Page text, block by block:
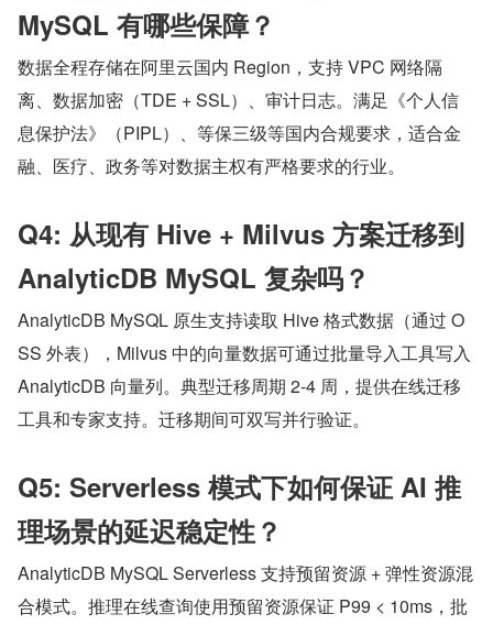
MySQL 有哪些保障？
数据全程存储在阿里云国内 Region，支持 VPC 网络隔
离、数据加密（TDE + SSL）、审计日志。满足《个人信
息保护法》（PIPL）、等保三级等国内合规要求，适合金
融、医疗、政务等对数据主权有严格要求的行业。
Q4: 从现有 Hive + Milvus 方案迁移到
AnalyticDB MySQL 复杂吗？
AnalyticDB MySQL 原生支持读取 Hive 格式数据（通过 O
SS 外表），Milvus 中的向量数据可通过批量导入工具写入
AnalyticDB 向量列。典型迁移周期 2-4 周，提供在线迁移
工具和专家支持。迁移期间可双写并行验证。
Q5: Serverless 模式下如何保证 AI 推
理场景的延迟稳定性？
AnalyticDB MySQL Serverless 支持预留资源 + 弹性资源混
合模式。推理在线查询使用预留资源保证 P99 < 10ms，批